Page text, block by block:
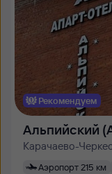
Рекомендуем
Альпийский
Карачаево-
Аэропорт 215 км